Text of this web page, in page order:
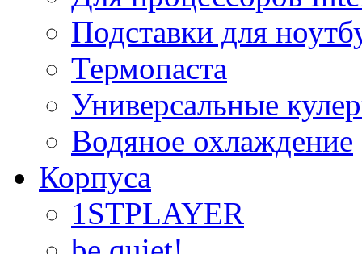
Подставки для
Термопаста
Универсальные
Водяное охлаждение
Корпуса
1STPLAYER